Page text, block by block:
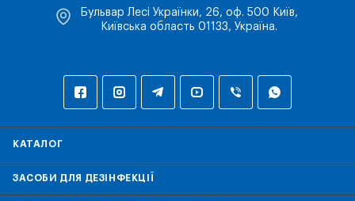
Бульвар Лесі Українки, 26, оф. 500 Київ,
Київська область 01133, Україна.
КАТАЛОГ
ЗАСОБИ ДЛЯ ДЕЗІНФЕКЦІЇ